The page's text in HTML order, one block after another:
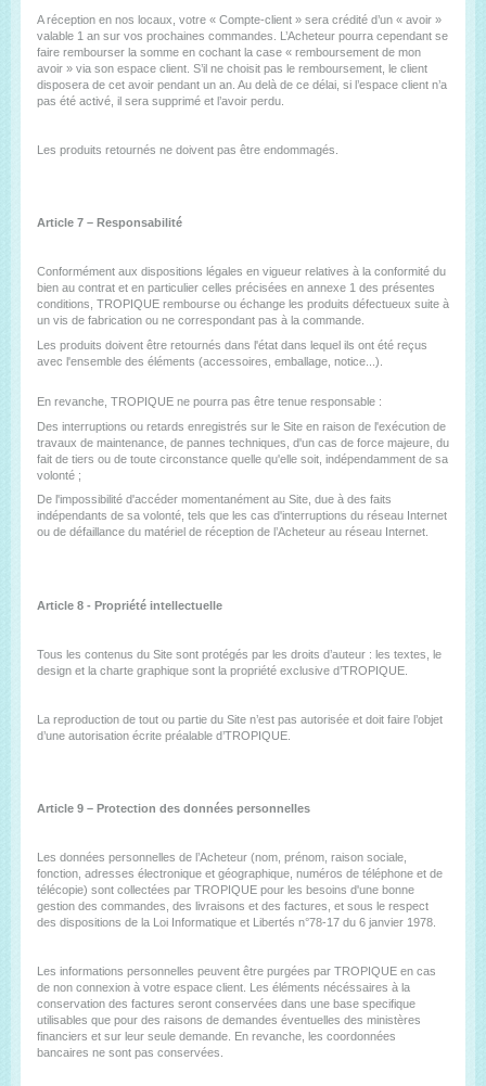
A réception en nos locaux, votre « Compte-client » sera crédité d’un « avoir »
valable 1 an sur vos prochaines commandes. L’Acheteur pourra cependant se
faire rembourser la somme en cochant la case « remboursement de mon
avoir » via son espace client. S’il ne choisit pas le remboursement, le client
disposera de cet avoir pendant un an. Au delà de ce délai, si l’espace client n’a
pas été activé, il sera supprimé et l’avoir perdu.
Les produits retournés ne doivent pas être endommagés.
Article 7 – Responsabilité
Conformément aux dispositions légales en vigueur relatives à la conformité du
bien au contrat et en particulier celles précisées en annexe 1 des présentes
conditions, TROPIQUE rembourse ou échange les produits défectueux suite à
un vis de fabrication ou ne correspondant pas à la commande.
Les produits doivent être retournés dans l'état dans lequel ils ont été reçus
avec l'ensemble des éléments (accessoires, emballage, notice...).
En revanche, TROPIQUE ne pourra pas être tenue responsable :
Des interruptions ou retards enregistrés sur le Site en raison de l'exécution de
travaux de maintenance, de pannes techniques, d'un cas de force majeure, du
fait de tiers ou de toute circonstance quelle qu'elle soit, indépendamment de sa
volonté ;
De l'impossibilité d'accéder momentanément au Site, due à des faits
indépendants de sa volonté, tels que les cas d'interruptions du réseau Internet
ou de défaillance du matériel de réception de l’Acheteur au réseau Internet.
Article 8 - Propriété intellectuelle
Tous les contenus du Site sont protégés par les droits d’auteur : les textes, le
design et la charte graphique sont la propriété exclusive d’TROPIQUE.
La reproduction de tout ou partie du Site n’est pas autorisée et doit faire l’objet
d’une autorisation écrite préalable d’TROPIQUE.
Article 9 – Protection des données personnelles
Les données personnelles de l’Acheteur (nom, prénom, raison sociale,
fonction, adresses électronique et géographique, numéros de téléphone et de
télécopie) sont collectées par TROPIQUE pour les besoins d'une bonne
gestion des commandes, des livraisons et des factures, et sous le respect
des dispositions de la Loi Informatique et Libertés n°78-17 du 6 janvier 1978.
Les informations personnelles peuvent être purgées par TROPIQUE en cas
de non connexion à votre espace client. Les éléments nécéssaires à la
conservation des factures seront conservées dans une base specifique
utilisables que pour des raisons de demandes éventuelles des ministères
financiers et sur leur seule demande. En revanche, les coordonnées
bancaires ne sont pas conservées.